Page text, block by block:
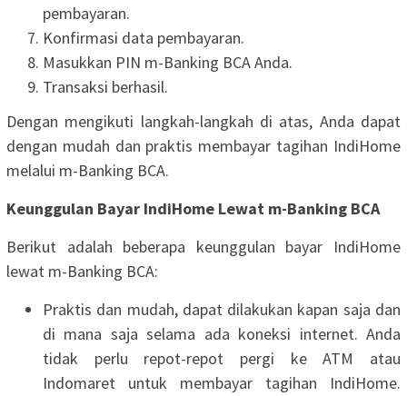
pembayaran.
Konfirmasi data pembayaran.
Masukkan PIN m-Banking BCA Anda.
Transaksi berhasil.
Dengan mengikuti langkah-langkah di atas, Anda dapat
dengan mudah dan praktis membayar tagihan IndiHome
melalui m-Banking BCA.
Keunggulan Bayar IndiHome Lewat m-Banking BCA
Berikut adalah beberapa keunggulan bayar IndiHome
lewat m-Banking BCA:
Praktis dan mudah, dapat dilakukan kapan saja dan
di mana saja selama ada koneksi internet. Anda
tidak perlu repot-repot pergi ke ATM atau
Indomaret untuk membayar tagihan IndiHome.